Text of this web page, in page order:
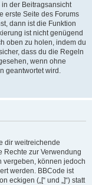
in der Beitragsansicht
erste Seite des Forums
dann ist die Funktion
ist nicht genügend
oben zu holen, indem du
dass du die Regeln
wenn ohne
geantwortet wird.
dir weitreichende
Rechte zur Verwendung
vergeben, können jedoch
werden. BBCode ist
eckigen („[“ und „]“) statt